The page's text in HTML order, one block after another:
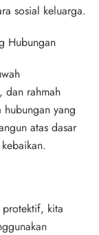
sosial keluarga.
Hubungan
dan rahmah
hubungan yang
atas dasar
protektif, kita